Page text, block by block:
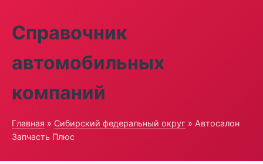
Справочник
автомобильных
компаний
Главная » Сибирский федеральный округ » Автосалон
Запчасть Плюс